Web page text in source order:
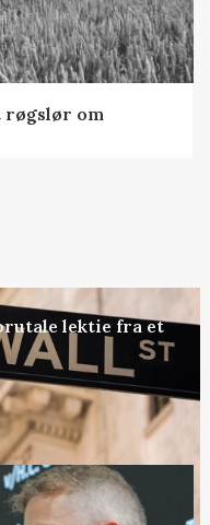
røgslør om
lektie fra et